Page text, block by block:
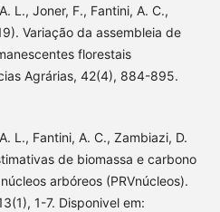
L., Joner, F., Fantini, A. C.,
Variação da assembleia de
florestais
Agrárias, 42(4), 884-895.
L., Fantini, A. C., Zambiazi, D.
de biomassa e carbono
arbóreos (PRVnúcleos).
1-7. Disponivel em: